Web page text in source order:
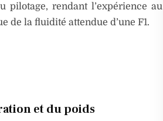
pilotage, rendant l’expérience au
de la fluidité attendue d’une F1.
et du poids